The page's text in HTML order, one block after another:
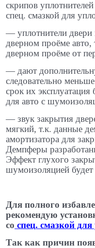
скрипов
спец. смазкой для
​— уплотнители двери
дверном проёме авто,
дверном проёме от
— дают
следовательно
срок их
для авто с
​— звук закрытия
мягкий, т.к. данные
амортизатора для
Демпферы
Эффект глухого
шумоизоляцией
Для полного
рекомендую
со спец. смазкой
Так как причин